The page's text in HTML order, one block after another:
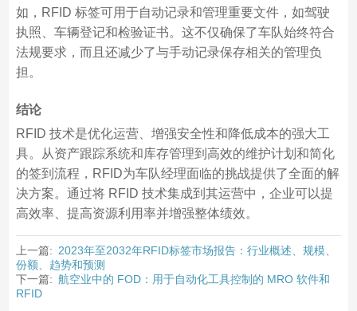
如，RFID 标签可用于自动记录和管理重要文件，如驾驶
执照、车辆登记和检验证书。这不仅确保了车队始终符合
法规要求，而且还减少了与手动记录保存相关的管理负
担。
结论
RFID 技术是优化运营、增强安全性和降低成本的强大工
具。从资产跟踪系统和库存管理到高效的维护计划和简化
的签到流程，RFID为车队经理面临的挑战提供了全面的解
决方案。通过将 RFID 技术集成到其运营中，企业可以提
高效率、提高资源利用率并增强整体绩效。
上一篇: 2023年至2032年RFID标签市场报告：行业概述、规模、
份额、趋势和预测
下一篇: 航空业中的 FOD：用于自动化工具控制的 MRO 软件和
RFID